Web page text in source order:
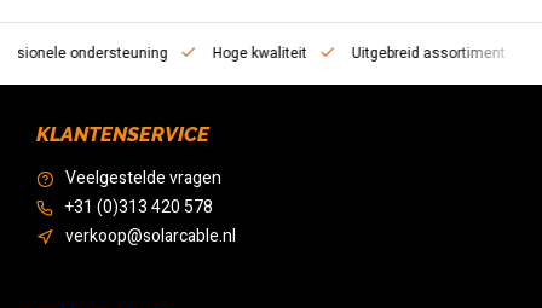
ondersteuning Hoge kwaliteit Uitgebreid assortiment
KLANTENSERVICE
Veelgestelde vragen
+31 (0)313 420 578
verkoop@solarcable.nl